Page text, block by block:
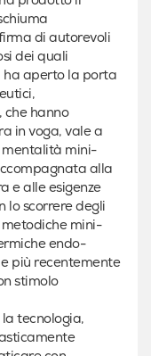
di autorevoli
dei quali
ha aperto la porta
che hanno
in voga, vale a
mentalità mini-
alla
e alle esigenze
lo scorrere degli
mini-
endo-
più recentemente
stimolo
tecnologia,